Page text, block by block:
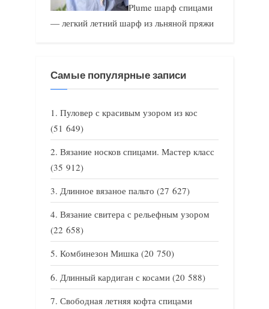
Plume шарф спицами
— легкий летний шарф из льняной пряжи
Самые популярные записи
Пуловер с красивым узором из кос
(51 649)
Вязание носков спицами. Мастер класс
(35 912)
Длинное вязаное пальто (27 627)
Вязание свитера с рельефным узором
(22 658)
Комбинезон Мишка (20 750)
Длинный кардиган с косами (20 588)
Свободная летняя кофта спицами